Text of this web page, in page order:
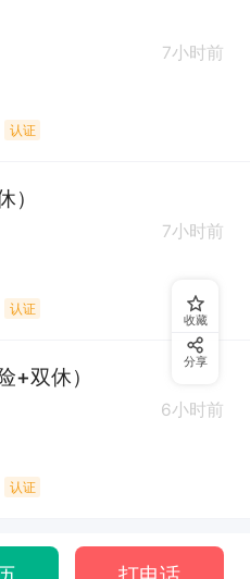
7小时前
认证
7小时前
认证
+双休）
6小时前
认证
收藏
分享